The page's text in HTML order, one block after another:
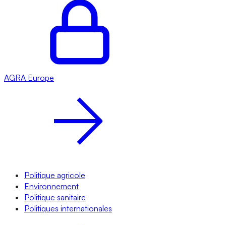
AGRA Europe
Politique agricole
Environnement
Politique sanitaire
Politiques internationales